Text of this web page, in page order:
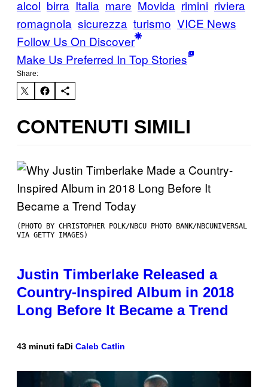
alcol birra Italia mare Movida rimini riviera
romagnola sicurezza turismo VICE News
Follow Us On Discover
Make Us Preferred In Top Stories
Share:
CONTENUTI SIMILI
(PHOTO BY CHRISTOPHER POLK/NBCU PHOTO BANK/NBCUNIVERSAL
VIA GETTY IMAGES)
Justin Timberlake Released a
Country-Inspired Album in 2018
Long Before It Became a Trend
43 minuti faDi Caleb Catlin